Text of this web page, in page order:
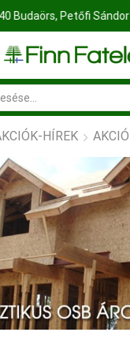
FINN FATELEP
input
HÍREK